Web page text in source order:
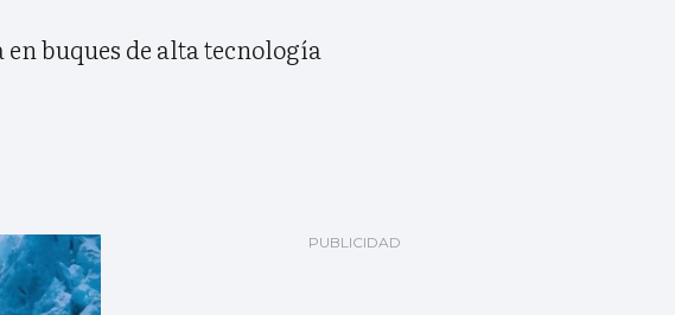
buques de alta tecnología